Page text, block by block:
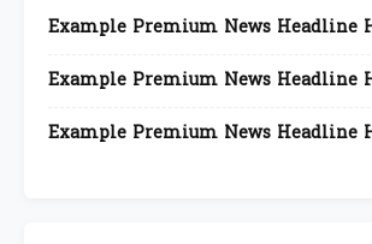
Example Premium News Headline
Example Premium News Headline
Example Premium News Headline